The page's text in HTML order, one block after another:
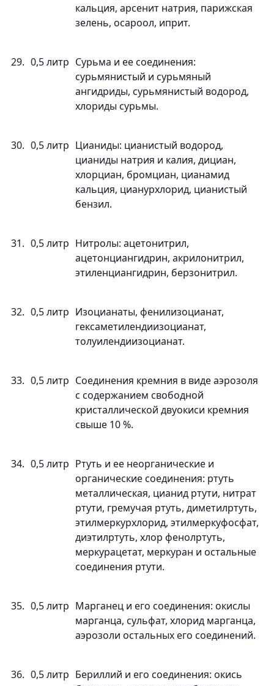
кальция, арсенит натрия, парижская
зелень, осароол, иприт.
29. 0,5 литр Сурьма и ее соединения:
сурьмянистый и сурьмяный
ангидриды, сурьмянистый водород,
хлориды сурьмы.
30. 0,5 литр Цианиды: цианистый водород,
цианиды натрия и калия, дициан,
хлорциан, бромциан, цианамид
кальция, цианурхлорид, цианистый
бензил.
31. 0,5 литр Нитролы: ацетонитрил,
ацетонциангидрин, акрилонитрил,
этиленциангидрин, берзонитрил.
32. 0,5 литр Изоцианаты, фенилизоцианат,
гексаметилендиизоцианат,
толуилендиизоцианат.
33. 0,5 литр Соединения кремния в виде аэрозоля
с содержанием свободной
кристаллической двуокиси кремния
свыше 10 %.
34. 0,5 литр Ртуть и ее неорганические и
органические соединения: ртуть
металлическая, цианид ртути, нитрат
ртути, гремучая ртуть, диметилртуть,
этилмеркурхлорид, этилмеркуфосфат,
диэтилртуть, хлор фенолртуть,
меркурацетат, меркуран и остальные
соединения ртути.
35. 0,5 литр Марганец и его соединения: окислы
марганца, сульфат, хлорид марганца,
аэрозоли остальных его соединений.
36. 0,5 литр Бериллий и его соединения: окись